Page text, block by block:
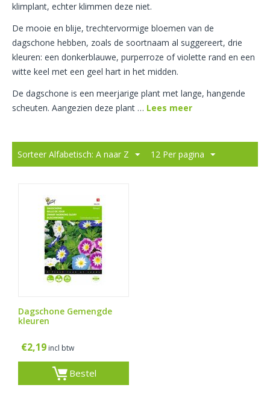
klimplant, echter klimmen deze niet.
De mooie en blije, trechtervormige bloemen van de
dagschone hebben, zoals de soortnaam al suggereert, drie
kleuren: een donkerblauwe, purperroze of violette rand en een
witte keel met een geel hart in het midden.
De dagschone is een meerjarige plant met lange, hangende
scheuten. Aangezien deze plant … Lees meer
Sorteer Alfabetisch: A naar Z 12 Per pagina
Dagschone Gemengde
kleuren
€2,19 incl btw
Bestel